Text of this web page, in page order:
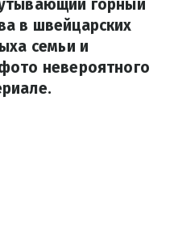
горный
в швейцарских
семьи и
невероятного